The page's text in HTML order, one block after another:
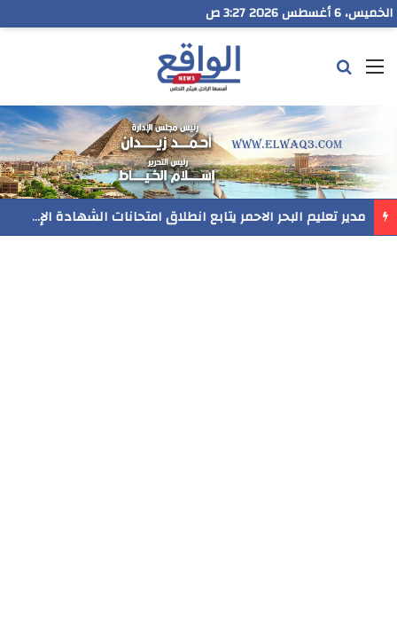
الخميس، 6 أغسطس 2026 3:27 ص
القائمة
مدير تعليم البحر الاحمر يتابع انطلاق امتحانات الشهادة الإعدادية ويؤكد: الانضباط